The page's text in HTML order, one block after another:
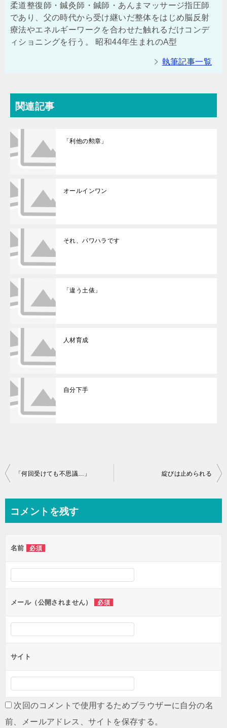
柔道整復師・鍼灸師・鍼師・あんまマッサージ指圧師
であり、父の時代から受け継いだ整体をはじめ脳反射
療法やエネルギーワークを合わせた触れるだけコンデ
ィショニングを行う。 昭和44年生まれのA型
執筆記事一覧
関連記事
「利他の勲章」
オールインワン
それ、パワハラです
「違う土俵」
人材育成
自分下手
投
ビ
ー
シ
ョ
ン
「何回受けても不思議…」 綻びは止められる
コメントを残す
名前 必須
メール（公開されません） 必須
サイト
次回のコメントで使用するためブラウザーに自分の名
前、メールアドレス、サイトを保存する。